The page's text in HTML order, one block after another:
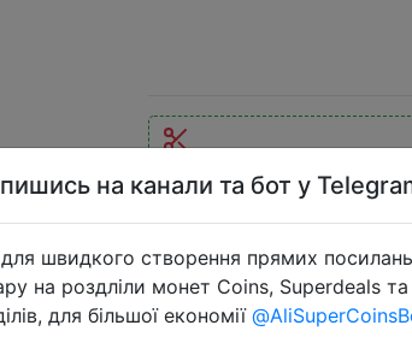
на канали та бот у
швидкого створення прямих
на роздліли монет Coins, Superdeals та
для більшої економії